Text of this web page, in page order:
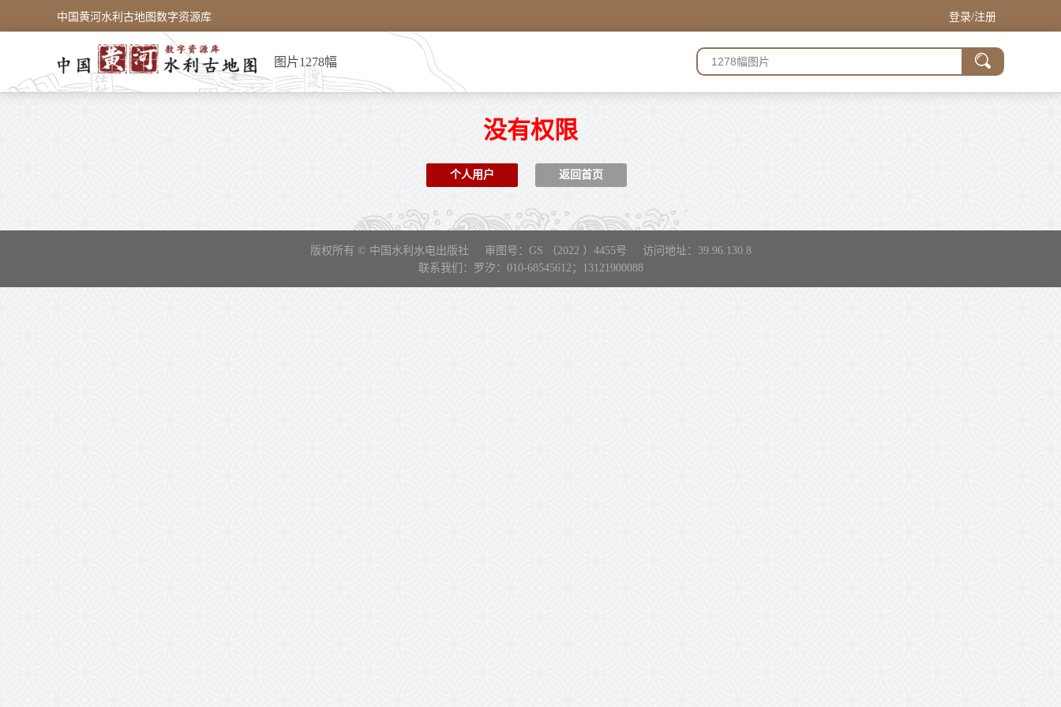
中国黄河水利古地图数字资源库 登录/注册
图片1278幅
没有权限
个人用户 返回首页
版权所有 © 中国水利水电出版社 审图号：GS （2022 ）4455号 访问地址：39.96.130.8
联系我们：罗汐：010-68545612；13121900088